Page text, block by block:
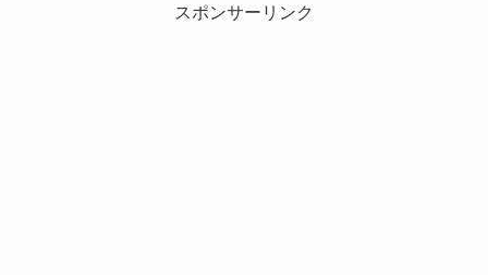
スポンサーリンク